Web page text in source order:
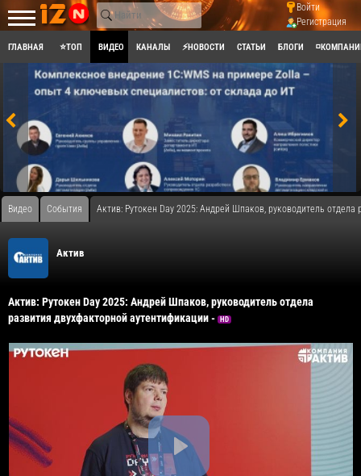
Войти
Регистрация
ГЛАВНАЯ ⭐ТОП ВИДЕО КАНАЛЫ ⚡НОВОСТИ СТАТЬИ БЛОГИ
Видео События Актив: Рутокен Day 2025: Андрей Шпаков, руководитель отдела
Актив
Актив: Рутокен Day 2025: Андрей Шпаков, руководитель отдела
развития двухфакторной аутентификации -
HD